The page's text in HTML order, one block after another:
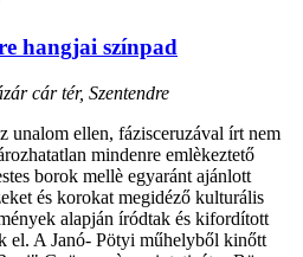
hangjai színpad
cár tér, Szentendre
unalom ellen, fázisceruzával írt nem
mindenre emlèkeztető
borok mellè egyaránt ajánlott
és korokat megidéző kulturális
alapján íródtak és kifordított
el. A Janó- Pötyi műhelyből kinőtt